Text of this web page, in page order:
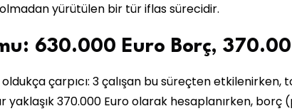
yürütülen bir tür iflas sürecidir.
630.000 Euro Borç,
çarpıcı: 3 çalışan bu süreçten etkilenirken,
yaklaşık 370.000 Euro olarak hesaplanırken, borç